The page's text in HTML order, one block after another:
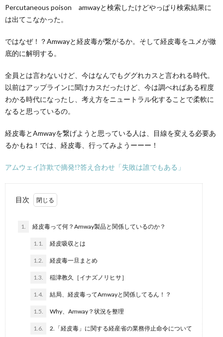
Percutaneous poison amwayと検索したけどやっぱり検索結果に
は出てこなかった。
ではなぜ！？Amwayと経皮毒が繋がるか。そして経皮毒をユメが徹
底的に解明する。
全員とは言わないけど、今はなんでもググれカスと言われる時代。
以前はアップラインに聞けカスだったけど、今は調べればある程度
わかる時代になったし、考え方をニュートラル化することで柔軟に
なると思っているの。
経皮毒とAmwayを繋げようと思っている人は、目線を変える必要あ
るかもね！では、経皮毒、行ってみようーーー！
アムウェイ詐欺で摘発!?答え合わせ「失敗は誰でもある」
目次
1. 経皮毒って何？Amway製品と関係しているのか？
1.1. 経皮吸収とは
1.2. 経皮毒一旦まとめ
1.3. 稲津教久［イナズノリヒサ］
1.4. 結局、経皮毒ってAmwayと関係してるん！？
1.5. Why、Amway？状況を整理
1.6. 2.「経皮毒」に関する経産省の業務停止命令について